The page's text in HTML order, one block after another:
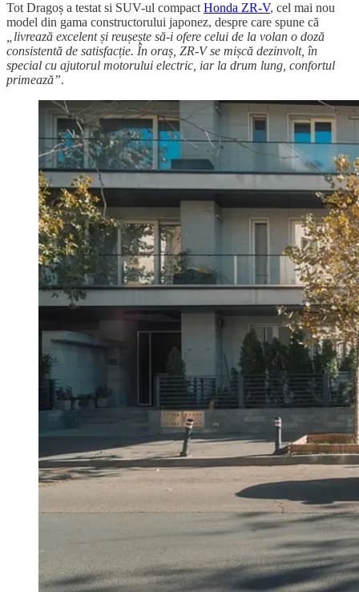
Tot Dragoș a testat si SUV-ul compact Honda ZR-V, cel mai nou
model din gama constructorului japonez, despre care spune că
„livrează excelent și reușește să-i ofere celui de la volan o doză
consistentă de satisfacție. În oraș, ZR-V se mișcă dezinvolt, în
special cu ajutorul motorului electric, iar la drum lung, confortul
primează”.